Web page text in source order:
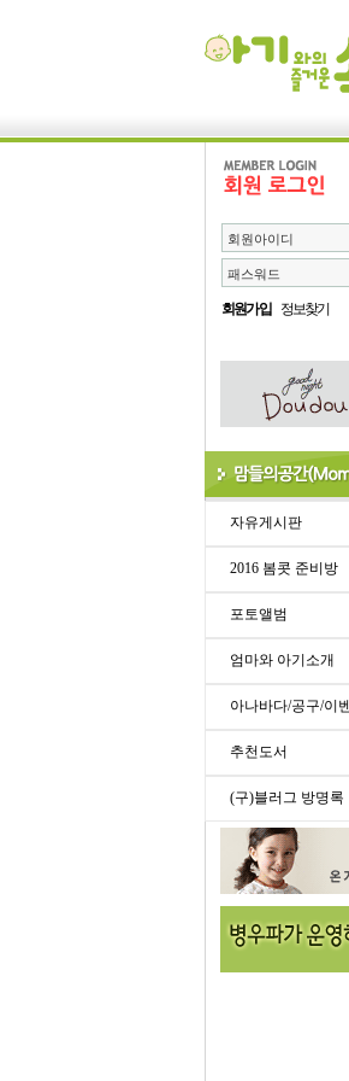
회원아이디
패스워드
회원가입 정보찾기
자유게시판
2016 봄콧 준비방
포토앨범
엄마와 아기소개
아나바다/공구/이
추천도서
(구)블러그 방명록